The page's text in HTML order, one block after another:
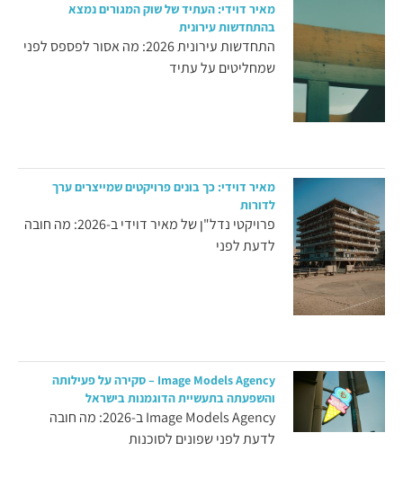
מאיר דוידי: העתיד של שוק המגורים נמצא
בהתחדשות עירונית
התחדשות עירונית 2026: מה אסור לפספס לפני
שמחליטים על עתיד
מאיר דוידי: כך בונים פרויקטים שמייצרים ערך
לדורות
פרויקטי נדל"ן של מאיר דוידי ב-2026: מה חובה
לדעת לפני
Image Models Agency – סקירה על פעילותה
והשפעתה בתעשיית הדוגמנות בישראל
Image Models Agency ב-2026: מה חובה
לדעת לפני שפונים לסוכנות